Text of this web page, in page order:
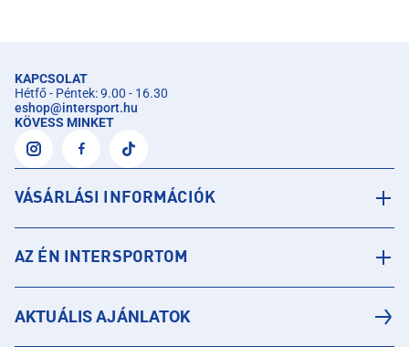
KAPCSOLAT
Hétfő - Péntek: 9.00 - 16.30
eshop@intersport.hu
KÖVESS MINKET
VÁSÁRLÁSI INFORMÁCIÓK
AZ ÉN INTERSPORTOM
AKTUÁLIS AJÁNLATOK